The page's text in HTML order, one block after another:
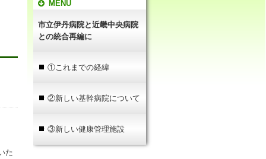
た
MENU
市立伊丹病院と近畿中央病院
との統合再編に
①これまでの経緯
②新しい基幹病院について
③新しい健康管理施設